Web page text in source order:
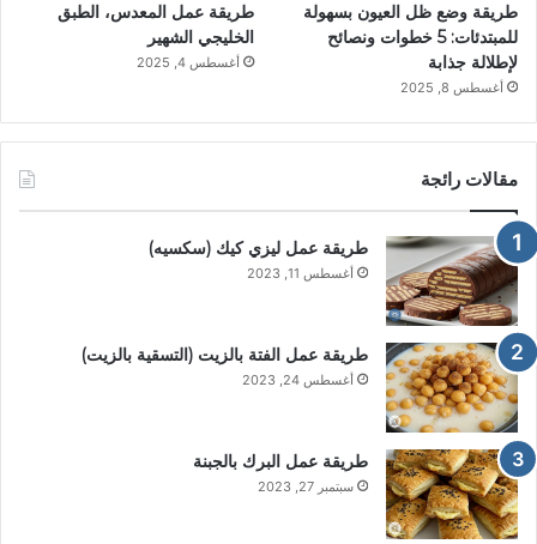
طريقة وضع ظل العيون بسهولة
للمبتدئات: 5 خطوات ونصائح
لإطلالة جذابة
أغسطس 8, 2025
طريقة عمل المعدس، الطبق
الخليجي الشهير
أغسطس 4, 2025
مقالات رائجة
طريقة عمل ليزي كيك (سكسيه)
أغسطس 11, 2023
طريقة عمل الفتة بالزيت (التسقية بالزيت)
أغسطس 24, 2023
طريقة عمل البرك بالجبنة
سبتمبر 27, 2023